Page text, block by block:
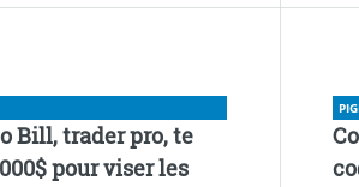
Bill, trader pro, te
pour viser les